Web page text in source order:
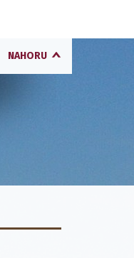
NAHORU